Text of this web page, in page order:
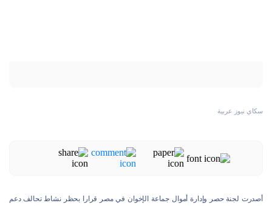
سكاي نيوز عربية
أصدرت لجنة حصر وإدارة أموال جماعة الإخوان في مصر قرارا بحظر نشاط تحالف دعم